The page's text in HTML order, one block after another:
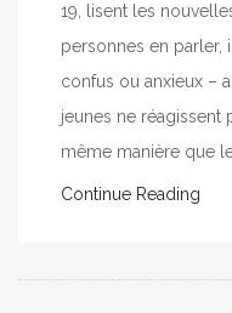
19, lisent les
personnes en parler,
confus ou anxieux –
jeunes ne réagissent
même manière que
Continue Reading